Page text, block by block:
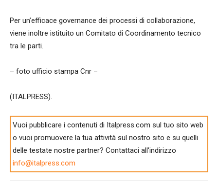
Per un’efficace governance dei processi di collaborazione,
viene inoltre istituito un Comitato di Coordinamento tecnico
tra le parti.
– foto ufficio stampa Cnr –
(ITALPRESS).
Vuoi pubblicare i contenuti di Italpress.com sul tuo sito web
o vuoi promuovere la tua attività sul nostro sito e su quelli
delle testate nostre partner? Contattaci all'indirizzo
info@italpress.com